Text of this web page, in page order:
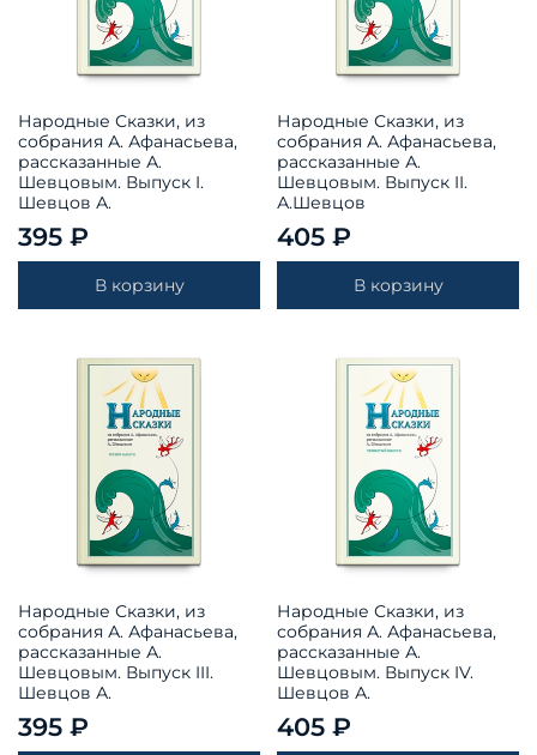
Народные Сказки, из
собрания А. Афанасьева,
рассказанные А.
Шевцовым. Выпуск I.
Шевцов А.
395 ₽
В корзину
Народные Сказки, из
собрания А. Афанасьева,
рассказанные А.
Шевцовым. Выпуск II.
А.Шевцов
405 ₽
В корзину
Народные Сказки, из
собрания А. Афанасьева,
рассказанные А.
Шевцовым. Выпуск III.
Шевцов А.
395 ₽
Народные Сказки, из
собрания А. Афанасьева,
рассказанные А.
Шевцовым. Выпуск IV.
Шевцов А.
405 ₽